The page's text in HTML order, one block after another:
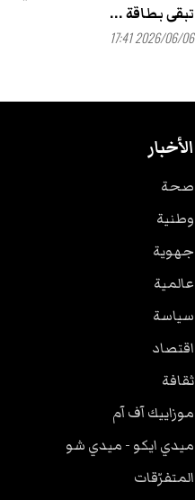
تبقى بطاقة ...
2026/06/06 17:41
الأخبار
صحة
وطنية
جهوية
عالمية
سياسة
اقتصاد
ثقافة
موزاييك آف آم
ميدي ايكو - ميدي شو
المتفرّقات